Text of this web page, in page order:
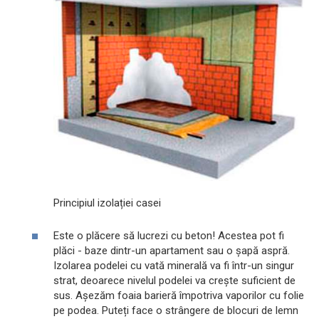
Principiul izolației casei
Este o plăcere să lucrezi cu beton! Acestea pot fi
plăci - baze dintr-un apartament sau o șapă aspră.
Izolarea podelei cu vată minerală va fi într-un singur
strat, deoarece nivelul podelei va crește suficient de
sus. Așezăm foaia barieră împotriva vaporilor cu folie
pe podea. Puteți face o strângere de blocuri de lemn